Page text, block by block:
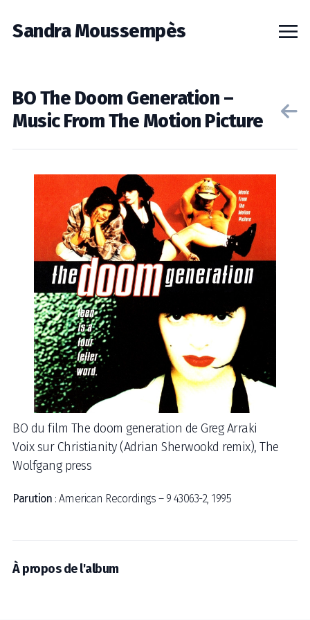
Sandra Moussempès
BO The Doom Generation –
Music From The Motion Picture
BO du film The doom generation de Greg Arraki
Voix sur Christianity (Adrian Sherwookd remix), The
Wolfgang press
Parution : American Recordings – 9 43063-2, 1995
À propos de l'album